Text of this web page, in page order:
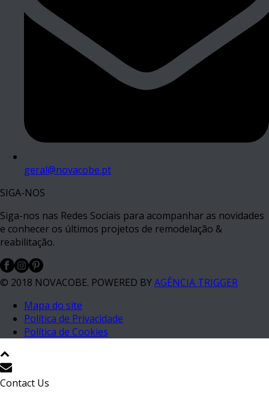
geral@novacobe.pt
SIGA-NOS
Siga-nos nas Redes Sociais para acompanhar as novidades
e conhecer os últimos projetos de remodelação &
reabilitação.
© 2018 NOVACOBE. POWERED BYAGÊNCIA TRIGGER
Mapa do site
Política de Privacidade
Política de Cookies
Contact Us